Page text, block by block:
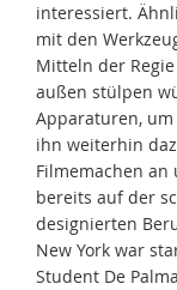
interessiert.
mit den
Mitteln der
außen stülpen
Apparaturen,
ihn weiterhin
Filmemachen
bereits auf der
designierten
New York war
Student De